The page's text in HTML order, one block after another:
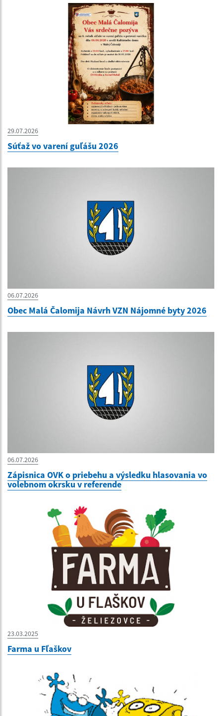
29.07.2026
Súťaž vo varení guľášu 2026
06.07.2026
Obec Malá Čalomija Návrh VZN Nájomné byty 2026
06.07.2026
Zápisnica OVK o priebehu a výsledku hlasovania vo
volebnom okrsku v referende
23.03.2025
Farma u Fľaškov